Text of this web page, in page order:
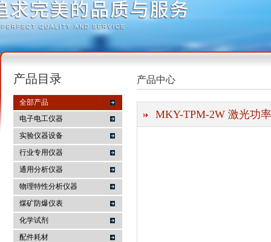
麦科仪（北京）科技有限公司
产品目录
全部产品
电子电工仪器
实验仪器设备
行业专用仪器
通用分析仪器
物理特性分析仪器
煤矿防爆仪表
化学试剂
配件耗材
产品中心
MKY-TPM-2W 激光功